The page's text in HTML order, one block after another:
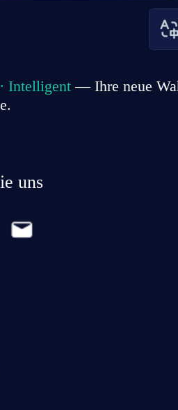
Intelligent— Ihre neue
uns